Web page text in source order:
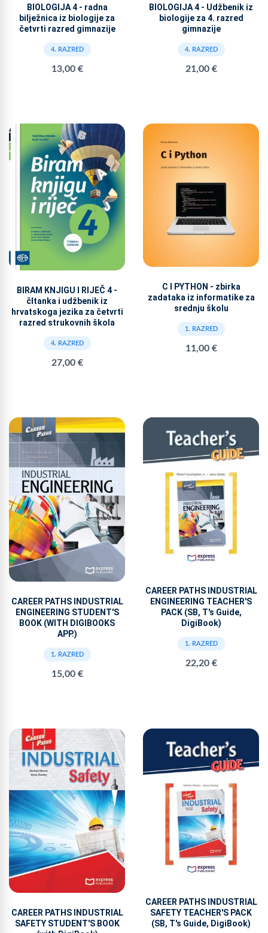
BIOLOGIJA 4 - radna
bilježnica iz biologije za
četvrti razred gimnazije
4. RAZRED
13,00 €
BIOLOGIJA 4 - Udžbenik iz
biologije za 4. razred
gimnazije
4. RAZRED
21,00 €
BIRAM KNJIGU I RIJEČ 4 -
čItanka i udžbenik iz
hrvatskoga jezika za četvrti
razred strukovnih škola
4. RAZRED
27,00 €
C I PYTHON - zbirka
zadataka iz informatike za
srednju školu
1. RAZRED
11,00 €
CAREER PATHS INDUSTRIAL
ENGINEERING STUDENT'S
BOOK (WITH DIGIBOOKS
APP.)
1. RAZRED
15,00 €
CAREER PATHS INDUSTRIAL
ENGINEERING TEACHER'S
PACK (SB, T's Guide,
DigiBook)
1. RAZRED
22,20 €
CAREER PATHS INDUSTRIAL
SAFETY STUDENT'S BOOK
CAREER PATHS INDUSTRIAL
SAFETY TEACHER'S PACK
(SB, T's Guide, DigiBook)